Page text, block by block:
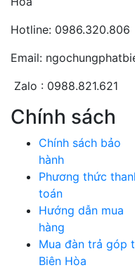
Hotline: 0986.320.806
Email:
Zalo : 0988.821.621
Chính sách
Chính sách bảo
hành
Phương thức
toán
Hướng dẫn mua
hàng
Mua đàn trả góp
Biên Hòa